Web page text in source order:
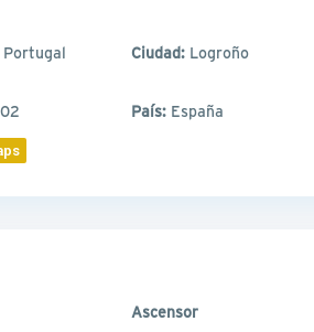
Ciudad: Logroño
País: España
Ascensor